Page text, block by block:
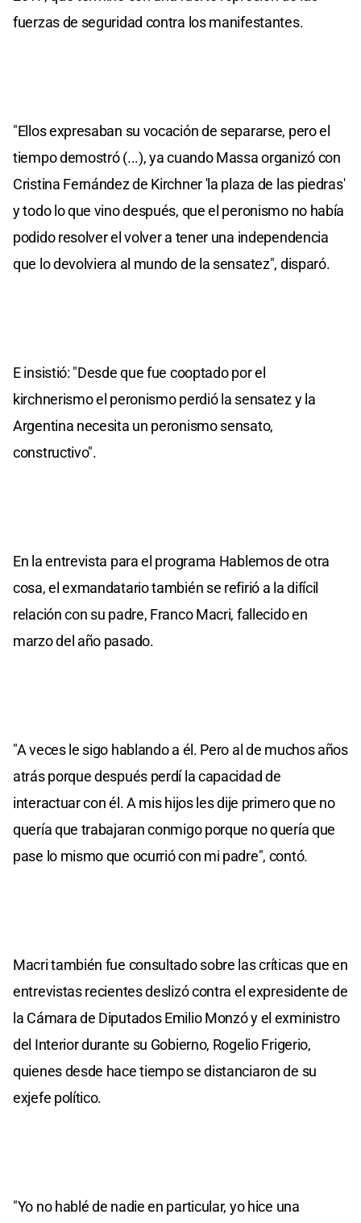
fuerzas de seguridad contra los manifestantes.
"Ellos expresaban su vocación de separarse, pero el
tiempo demostró (...), ya cuando Massa organizó con
Cristina Fernández de Kirchner 'la plaza de las piedras'
y todo lo que vino después, que el peronismo no había
podido resolver el volver a tener una independencia
que lo devolviera al mundo de la sensatez", disparó.
E insistió: "Desde que fue cooptado por el
kirchnerismo el peronismo perdió la sensatez y la
Argentina necesita un peronismo sensato,
constructivo".
En la entrevista para el programa Hablemos de otra
cosa, el exmandatario también se refirió a la difícil
relación con su padre, Franco Macri, fallecido en
marzo del año pasado.
"A veces le sigo hablando a él. Pero al de muchos años
atrás porque después perdí la capacidad de
interactuar con él. A mis hijos les dije primero que no
quería que trabajaran conmigo porque no quería que
pase lo mismo que ocurrió con mi padre", contó.
Macri también fue consultado sobre las críticas que en
entrevistas recientes deslizó contra el expresidente de
la Cámara de Diputados Emilio Monzó y el exministro
del Interior durante su Gobierno, Rogelio Frigerio,
quienes desde hace tiempo se distanciaron de su
exjefe político.
"Yo no hablé de nadie en particular, yo hice una